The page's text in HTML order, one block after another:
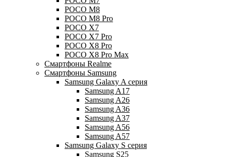
POCO M8
POCO M8 Pro
POCO X7
POCO X7 Pro
POCO X8 Pro
POCO X8 Pro Max
Смартфоны Realme
Смартфоны Samsung
Samsung Galaxy A серия
Samsung A17
Samsung A26
Samsung A36
Samsung A37
Samsung A56
Samsung A57
Samsung Galaxy S серия
Samsung S25